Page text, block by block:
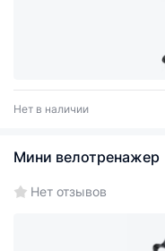
Нет в наличии
Мини велотренажер
Нет отзывов